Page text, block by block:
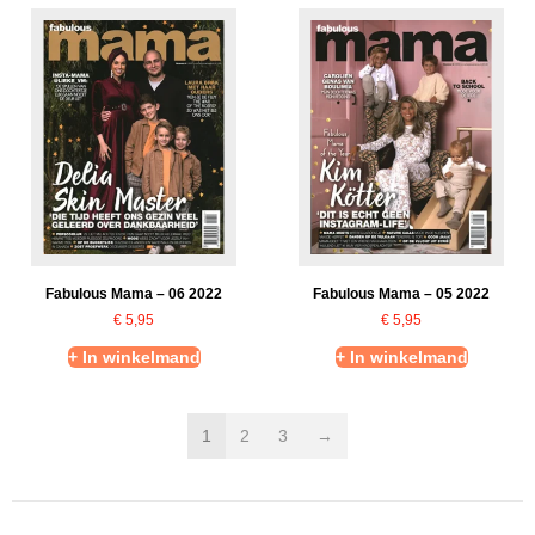
Fabulous Mama – 06 2022
€ 5,95
+ In winkelmand
Fabulous Mama – 05 2022
€ 5,95
+ In winkelmand
1 2 3 →